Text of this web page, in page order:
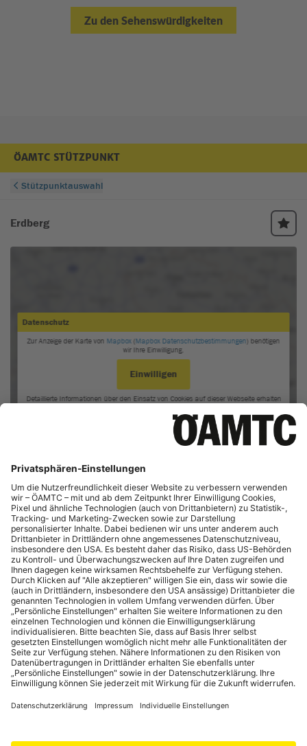
Zu den Sehenswürdigkeiten
ÖAMTC STÜTZPUNKT